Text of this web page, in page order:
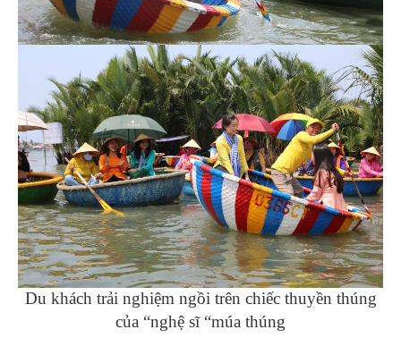
Du khách trải nghiệm ngồi trên chiếc thuyền thúng
của “nghệ sĩ “múa thúng